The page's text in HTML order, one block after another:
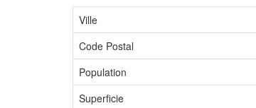
Ville
Code Postal
Population
Superficie